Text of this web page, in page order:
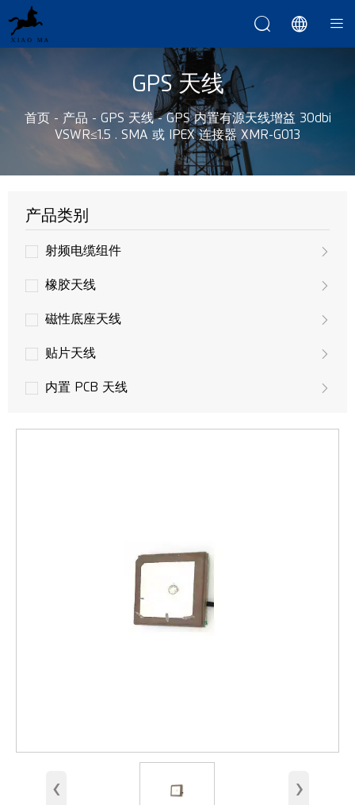
  
GPS 天线
首页 - 产品 - GPS 天线-GPS 内置有源天线增益 30dbi
VSWR≤1.5 . SMA 或 IPEX 连接器 XMR-G013
产品类别
射频电缆组件
橡胶天线
磁性底座天线
贴片天线
内置 PCB 天线
GSM/UMTS 天线
安全天线
‹ ›